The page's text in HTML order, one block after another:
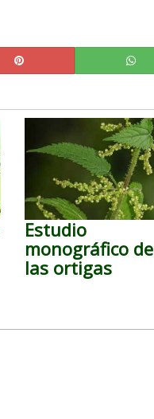
Estudio
monográfico de
las ortigas